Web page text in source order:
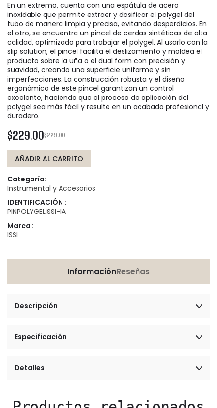
En un extremo, cuenta con una espátula de acero
inoxidable que permite extraer y dosificar el polygel del
tubo de manera limpia y precisa, evitando desperdicios. En
el otro, se encuentra un pincel de cerdas sintéticas de alta
calidad, optimizado para trabajar el polygel. Al usarlo con la
slip solution, el pincel facilita el deslizamiento y moldea el
producto sobre la uña o el dual form con precisión y
suavidad, creando una superficie uniforme y sin
imperfecciones. La construcción robusta y el diseño
ergonómico de este pincel garantizan un control
excelente, haciendo que el proceso de aplicación del
polygel sea más fácil y resulte en un acabado profesional y
duradero.
$229.00$229.00
AÑADIR AL CARRITO
Categoría:
Instrumental y Accesorios
IDENTIFICACIÓN :
PINPOLYGELISSI-IA
Marca :
ISSI
InformaciónReseñas
Descripción
Especificación
Detalles